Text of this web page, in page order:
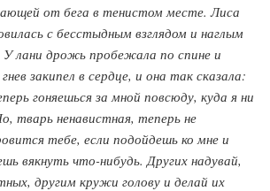
от бега в тенистом месте. Лиса
с бесстыдным взглядом и наглым
У лани дрожь пробежала по спине и
закипел в сердце, и она так сказала:
гоняешься за мной повсюду, куда я ни
тварь ненавистная, теперь не
тебе, если подойдешь ко мне и
вякнуть что-нибудь. Других надувай,
другим кружи голову и делай их